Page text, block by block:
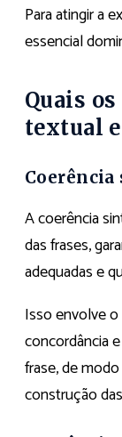
Para atingir a
essencial
Quais
textual
A coerência
das frases,
adequadas e
Isso envolve
concordância
frase, de
construção